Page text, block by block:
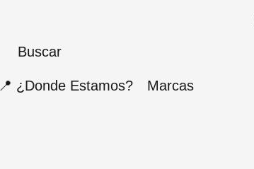
📍 ¿Donde Estamos? Marcas